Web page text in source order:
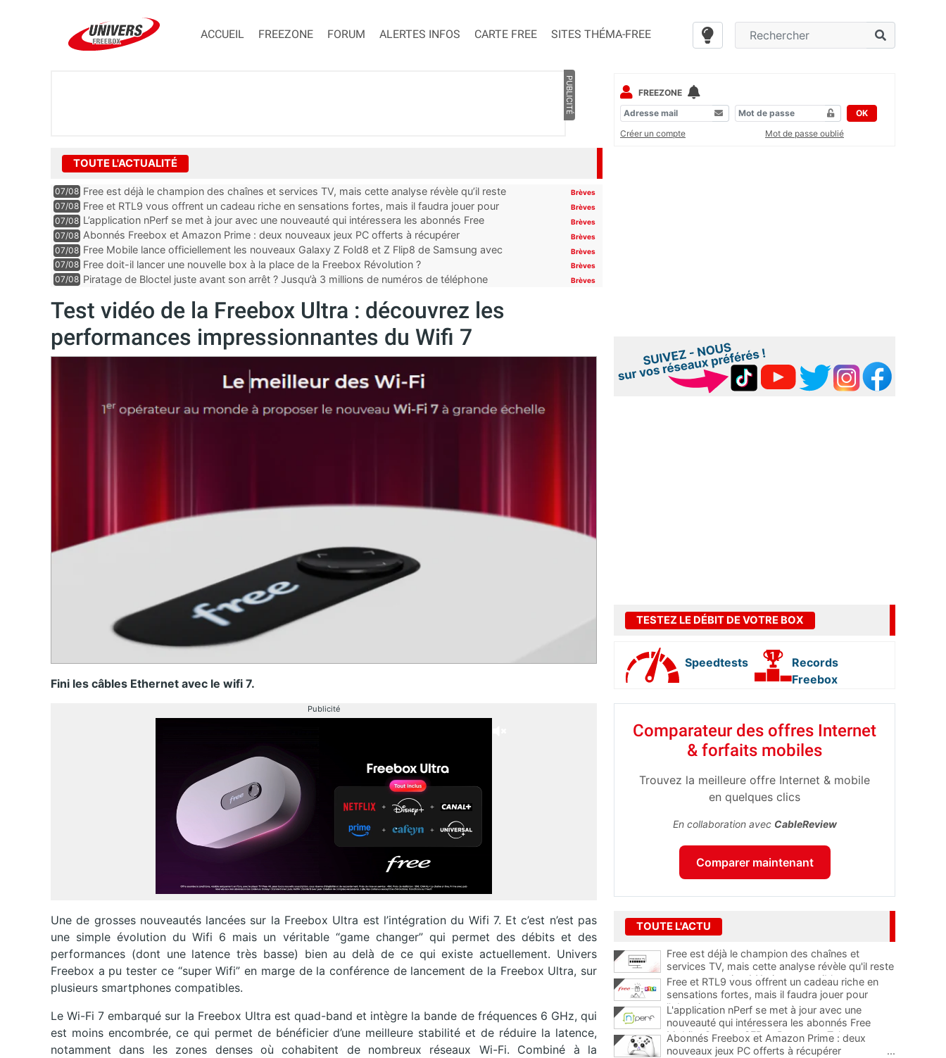
ACCUEIL FREEZONE FORUM ALERTES INFOS CARTE FREE SITES THÉMA-FREE
PUBLICITÉ
TOUTE L'ACTUALITÉ
07/08 Free est déjà le champion des chaînes et services TV, mais cette analyse révèle qu’il reste
encore au moin...
Brèves
07/08 Free et RTL9 vous offrent un cadeau riche en sensations fortes, mais il faudra jouer pour
l’obtenir
Brèves
07/08 L’application nPerf se met à jour avec une nouveauté qui intéressera les abonnés Free
Mobile, Orange, SFR ...
Brèves
07/08 Abonnés Freebox et Amazon Prime : deux nouveaux jeux PC offerts à récupérer Brèves
07/08 Free Mobile lance officiellement les nouveaux Galaxy Z Fold8 et Z Flip8 de Samsung avec
des promos et des cadeaux
Brèves
07/08 Free doit-il lancer une nouvelle box à la place de la Freebox Révolution ? Brèves
07/08 Piratage de Bloctel juste avant son arrêt ? Jusqu’à 3 millions de numéros de téléphone
Brèves
Test vidéo de la Freebox Ultra : découvrez les
performances impressionnantes du Wifi 7
Fini les câbles Ethernet avec le wifi 7.
Publicité
Une de grosses nouveautés lancées sur la Freebox Ultra est l’intégration du Wifi 7. Et c’est n’est pas
une simple évolution du Wifi 6 mais un véritable “game changer” qui permet des débits et des
performances (dont une latence très basse) bien au delà de ce qui existe actuellement. Univers
Freebox a pu tester ce “super Wifi” en marge de la conférence de lancement de la Freebox Ultra, sur
plusieurs smartphones compatibles.
Le Wi-Fi 7 embarqué sur la Freebox Ultra est quad-band et intègre la bande de fréquences 6 GHz, qui
est moins encombrée, ce qui permet de bénéficier d’une meilleure stabilité et de réduire la latence,
notamment dans les zones denses où cohabitent de nombreux réseaux Wi-Fi. Combiné à la
FREEZONE
OK
Créer un compte
Mot de passe oublié
TESTEZ LE DÉBIT DE VOTRE BOX
Speedtests
Records
Freebox
Comparateur des offres Internet
& forfaits mobiles
Trouvez la meilleure offre Internet & mobile
en quelques clics
En collaboration avec CableReview
Comparer maintenant
TOUTE L'ACTU
Free est déjà le champion des chaînes et
services TV, mais cette analyse révèle qu'il reste
encore au moins 141 ajouts possibles
Free et RTL9 vous offrent un cadeau riche en
sensations fortes, mais il faudra jouer pour
l'obtenir
L'application nPerf se met à jour avec une
nouveauté qui intéressera les abonnés Free
Mobile, Orange, SFR et Bouygues Telecom
Abonnés Freebox et Amazon Prime : deux
nouveaux jeux PC offerts à récupérer
...